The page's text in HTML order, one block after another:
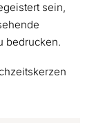
sein,
bedrucken.